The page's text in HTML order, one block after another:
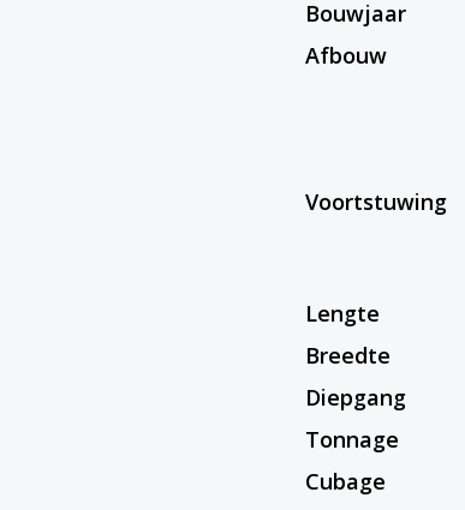
Bouwjaar
Afbouw
Voortstuwing
Lengte
Breedte
Diepgang
Tonnage
Cubage